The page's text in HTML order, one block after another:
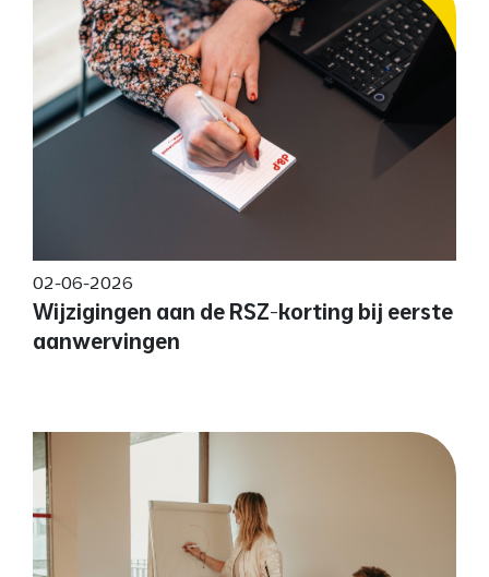
02-06-2026
Wijzigingen aan de RSZ-korting bij eerste
aanwervingen